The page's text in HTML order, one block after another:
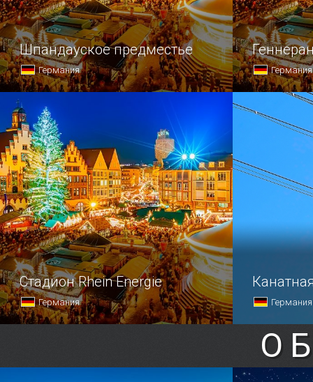
Шпандауское предместье
Германия
Столица Германии — один
из старейших немецких городов,
целые районы которого были стерты
с лица земли во время
бомбардировок.
Германия
Парк
вкус.
Стадион Rhein Energie
Германия Германия